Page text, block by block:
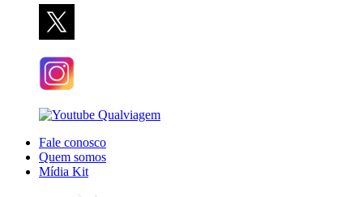
Fale conosco
Quem somos
Mídia Kit